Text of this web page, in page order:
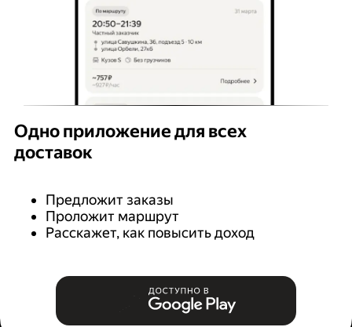
Одно приложение для всех
доставок
Предложит заказы
Проложит маршрут
Расскажет, как повысить доход